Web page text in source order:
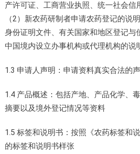
产许可证、工商营业执照、统一社会信
（2）新农药研制者申请农药登记的说
身份证明文件、有关国家和地区登记与
中国境内设立办事机构或代理机构的说
1.3 申请人声明：申请资料真实合法的
1.4 产品概述：包括产地、产品化学、
摘要以及境外登记情况等资料
1.5 标签和说明书：按照《农药标签和
的标签和说明书样张